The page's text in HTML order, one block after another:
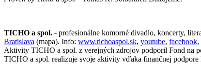
TICHO a spol. - profesionálne komorné divadlo, koncerty,
Bratislava (mapa). Info: www.tichoaspol.sk, youtube, facebook,
Aktivity TICHO a spol. z verejných zdrojov podporil Fond na
TICHO a spol. realizuje svoje aktivity vďaka finančnej